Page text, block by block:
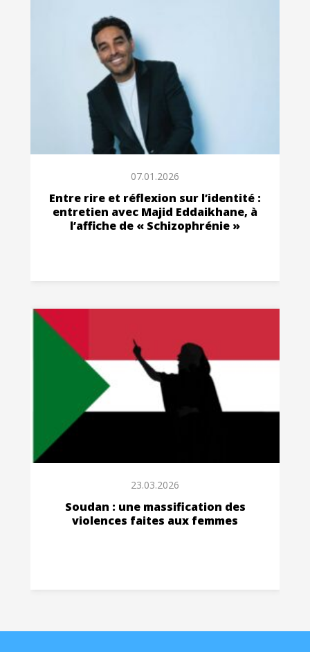
07.01.2026
Entre rire et réflexion sur l’identité :
entretien avec Majid Eddaikhane, à
l’affiche de « Schizophrénie »
23.03.2026
Soudan : une massification des
violences faites aux femmes